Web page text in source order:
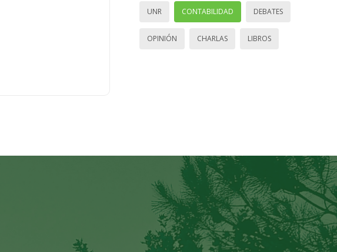
UNR CONTABILIDAD DEBATES
OPINIÓN CHARLAS LIBROS